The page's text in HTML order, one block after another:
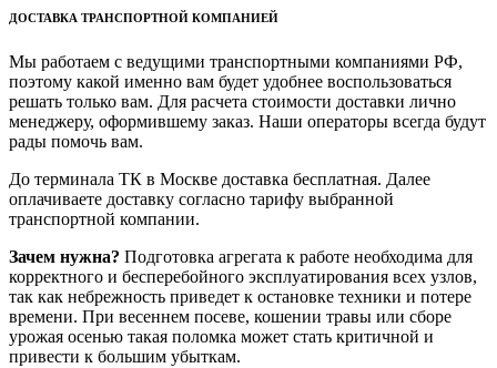
ДОСТАВКА ТРАНСПОРТНОЙ КОМПАНИЕЙ
Мы работаем с ведущими транспортными компаниями РФ,
поэтому какой именно вам будет удобнее воспользоваться
решать только вам. Для расчета стоимости доставки лично
менеджеру, оформившему заказ. Наши операторы всегда будут
рады помочь вам.
До терминала ТК в Москве доставка бесплатная. Далее
оплачиваете доставку согласно тарифу выбранной
транспортной компании.
Зачем нужна? Подготовка агрегата к работе необходима для
корректного и бесперебойного эксплуатирования всех узлов,
так как небрежность приведет к остановке техники и потере
времени. При весеннем посеве, кошении травы или сборе
урожая осенью такая поломка может стать критичной и
привести к большим убыткам.